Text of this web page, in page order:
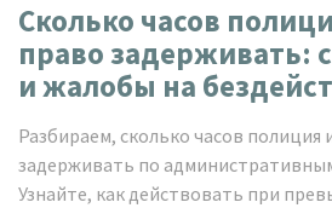
Сколько часов
право задерживать:
и жалобы на
Разбираем, сколько часов полиция
задерживать по
Узнайте, как действовать при